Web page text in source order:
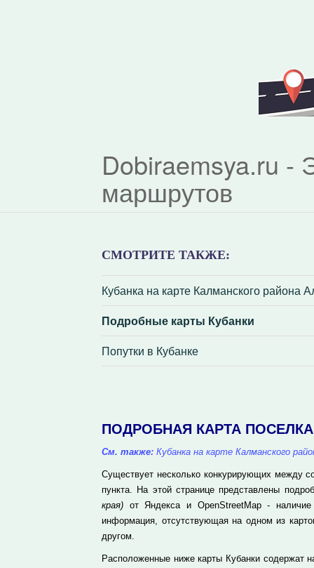
Dobiraemsya.ru -
маршрутов
СМОТРИТЕ ТАКЖЕ:
Кубанка на карте Калманского района
Подробные карты Кубанки
Попутки в Кубанке
ПОДРОБНАЯ КАРТА
См. также: Кубанка на карте Калманского
Существует несколько конкурирующих между
пункта. На этой странице представлены
края) от Яндекса и OpenStreetMap -
информация, отсутствующая на одном из
другом.
Расположенные ниже карты Кубанки содержат